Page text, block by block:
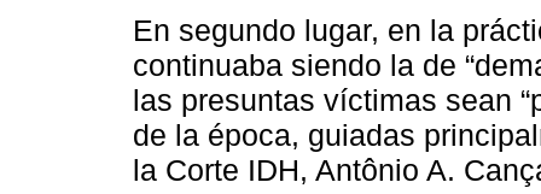
En segundo lugar, en la
continuaba siendo la de
las presuntas víctimas sean
de la época, guiadas
la Corte IDH, Antônio A.